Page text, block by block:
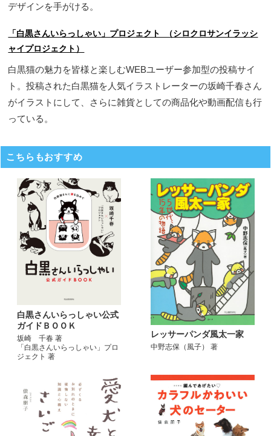
デザインを手がける。
「白黒さんいらっしゃい」プロジェクト （シロクロサンイラッシ
ャイプロジェクト）
白黒猫の魅力を皆様と楽しむWEBユーザー参加型の投稿サイ
ト。投稿された白黒猫を人気イラストレーターの坂崎千春さん
がイラストにして、さらに雑貨としての商品化や動画配信も行
っている。
こちらもおすすめ
白黒さんいらっしゃい公式
ガイドＢＯＯＫ
坂崎 千春 著
「白黒さんいらっしゃい」プロ
ジェクト 著
レッサーパンダ風太一家
中野志保（風子） 著